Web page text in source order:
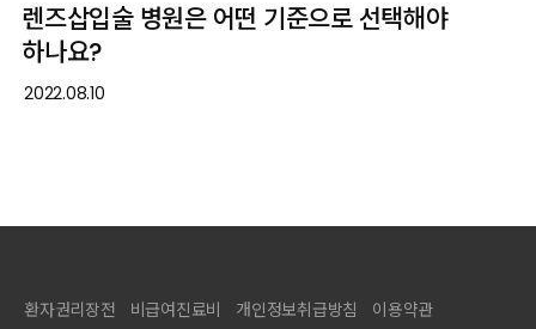
렌즈삽입술 병원은 어떤 기준으로 선택해야
하나요?
2022.08.10
환자권리장전 비급여진료비 개인정보취급방침 이용약관